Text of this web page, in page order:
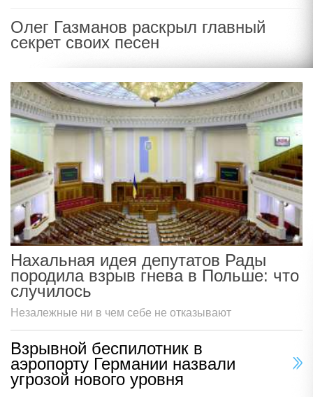
Олег Газманов раскрыл главный
секрет своих песен
Нахальная идея депутатов Рады
породила взрыв гнева в Польше: что
случилось
Незалежные ни в чем себе не отказывают
Взрывной беспилотник в
аэропорту Германии назвали
угрозой нового уровня